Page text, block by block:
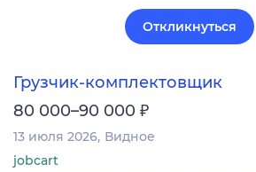
Откликнуться
Грузчик-комплектовщик
80 000–90 000 ₽
13 июля 2026 Видное
jobcart